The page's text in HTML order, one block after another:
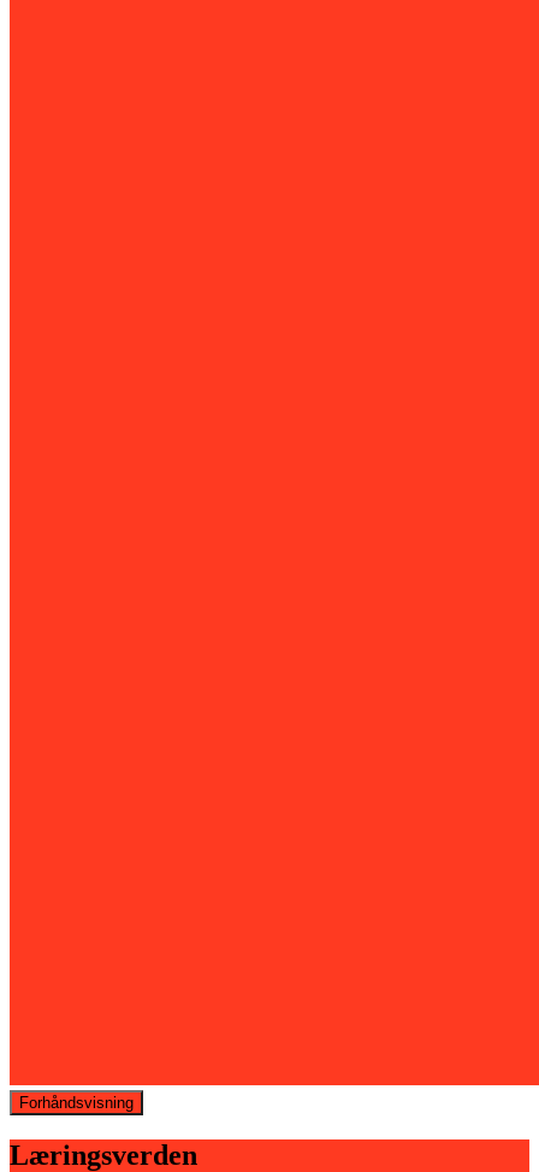
Forhåndsvisning
Læringsverden